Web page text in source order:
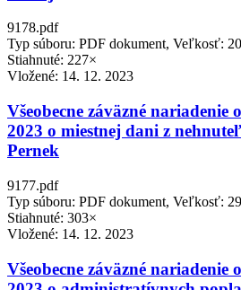
9178.pdf
Typ súboru: PDF dokument, Veľkosť:
Stiahnuté: 227×
Vložené: 14. 12. 2023
Všeobecne záväzné nariadenie
2023 o miestnej dani z
Pernek
9177.pdf
Typ súboru: PDF dokument, Veľkosť:
Stiahnuté: 303×
Vložené: 14. 12. 2023
Všeobecne záväzné nariadenie